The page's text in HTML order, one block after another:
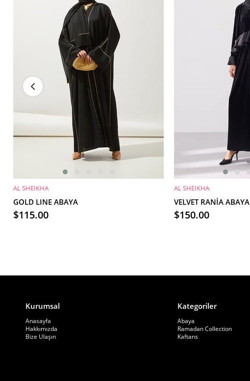
SEPETE EKLE
AL SHEIKHA
GOLD LINE ABAYA
$115.00
SEPETE EKLE
AL SHEIKHA
VELVET RANİA ABAYA
$150.00
Kurumsal
Anasayfa
Hakkımızda
Bize Ulaşın
Kategoriler
Abaya
Ramadan Collection
Kaftans